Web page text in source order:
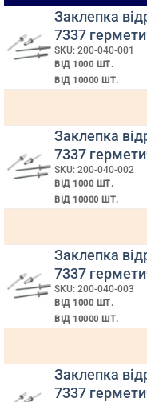
відривні
алюміній-
сталь
герметичні
Заклепка
7337
SKU: 200-040-001
ВІД 1000 ШТ.
ВІД 10000 ШТ.
Заклепка
7337
SKU: 200-040-002
ВІД 1000 ШТ.
ВІД 10000 ШТ.
Заклепка
7337
SKU: 200-040-003
ВІД 1000 ШТ.
ВІД 10000 ШТ.
Заклепка
7337